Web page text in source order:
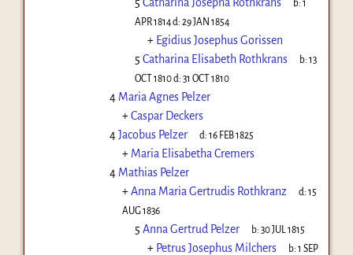
b:1
APR 1814d: 29 JAN 1854
+ Egidius Josephus Gorissen
5 Catharina Elisabeth Rothkrans b:13
OCT 1810d: 31 OCT 1810
4 Maria Agnes Pelzer
+Caspar Deckers
4Jacobus Pelzer d:16 FEB 1825
+ Maria Elisabetha Cremers
4 Mathias Pelzer
+Anna Maria Gertrudis Rothkranz d:15
AUG 1836
5 Anna Gertrud Pelzer b:30 JUL 1815
+ Petrus Josephus Milchers b:1 SEP